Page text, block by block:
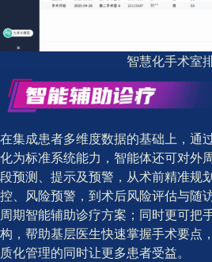
智慧化手术室
在集成患者多维度数据的基础上，通
化为标准系统能力，智能体还可对外
段预测、提示及预警，从术前精准规
控、风险预警，到术后风险评估与随
周期智能辅助诊疗方案；同时更可把
构，帮助基层医生快速掌握手术要点
质化管理的同时让更多患者受益。